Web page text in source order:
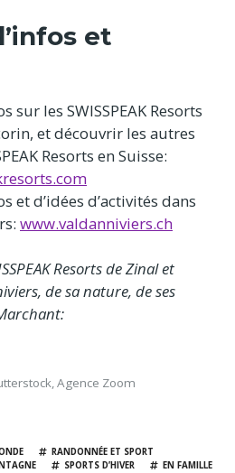
et
sur les SWISSPEAK Resorts
et découvrir les autres
Resorts en Suisse:
et d’idées d’activités dans
www.valdanniviers.ch
Resorts de Zinal et
de sa nature, de ses
Agence Zoom
RANDONNÉE ET SPORT
SPORTS D’HIVER
EN FAMILLE